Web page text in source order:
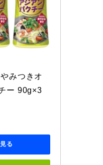
みつきオ
ー 90g×3
る